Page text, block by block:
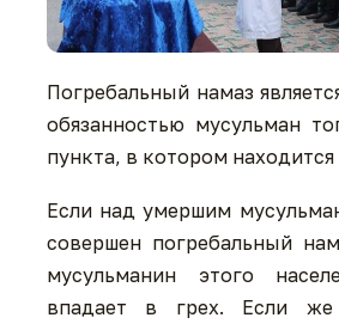
Погребальный намаз
обязанностью мусульман
пункта, в котором
Если над умершим
совершен погребальный
мусульманин этого
впадает в грех. Если же